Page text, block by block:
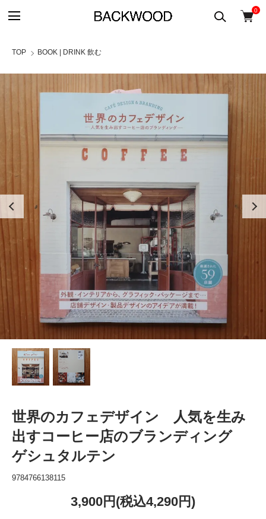
0
TOP BOOK | DRINK 飲む
世界のカフェデザイン 人気を生み
出すコーヒー店のブランディング
ゲシュタルテン
9784766138115
3,900円(税込4,290円)